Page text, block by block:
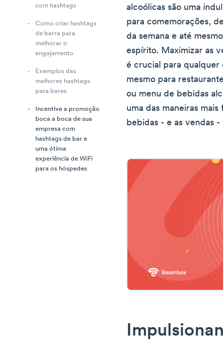
com hashtags
Como criar hashtags
de barra para
melhorar o
engajamento
Exemplos das
melhores hashtags
para bares
Incentive a promoção
boca a boca de sua
empresa com
hashtags de bar e
uma ótima
experiência de WiFi
para os hóspedes
alcoólicas são uma
para comemorações,
da semana e até
espírito. Maximizar as
é crucial para qualquer
mesmo para
ou menu de bebidas
uma das maneiras
bebidas - e as vendas